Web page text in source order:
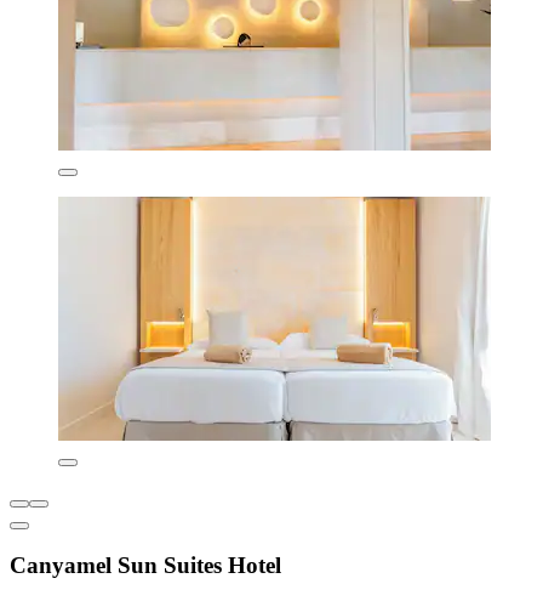
Canyamel Sun Suites Hotel